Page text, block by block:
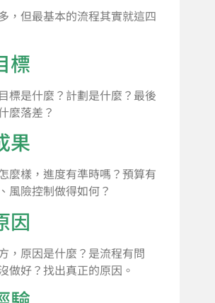
，但最基本的流程其實就這四
標
標是什麼？計劃是什麼？最後
麼落差？
果
麼樣，進度有準時嗎？預算有
風險控制做得如何？
因
，原因是什麼？是流程有問
做好？找出真正的原因。